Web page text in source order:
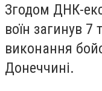
Згодом ДНК-
воїн загинув 7
виконання
Донеччині.